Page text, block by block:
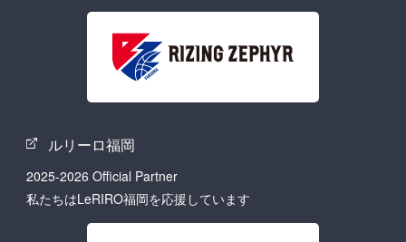
ルリーロ福岡
2025-2026 Official Partner
私たちはLeRIRO福岡を応援しています